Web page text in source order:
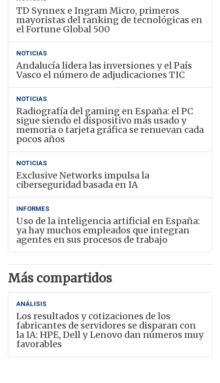
TD Synnex e Ingram Micro, primeros
mayoristas del ranking de tecnológicas en
el Fortune Global 500
NOTICIAS
Andalucía lidera las inversiones y el País
Vasco el número de adjudicaciones TIC
NOTICIAS
Radiografía del gaming en España: el PC
sigue siendo el dispositivo más usado y
memoria o tarjeta gráfica se renuevan cada
pocos años
NOTICIAS
Exclusive Networks impulsa la
ciberseguridad basada en IA
INFORMES
Uso de la inteligencia artificial en España:
ya hay muchos empleados que integran
agentes en sus procesos de trabajo
Más compartidos
ANÁLISIS
Los resultados y cotizaciones de los
fabricantes de servidores se disparan con
la IA: HPE, Dell y Lenovo dan números muy
favorables